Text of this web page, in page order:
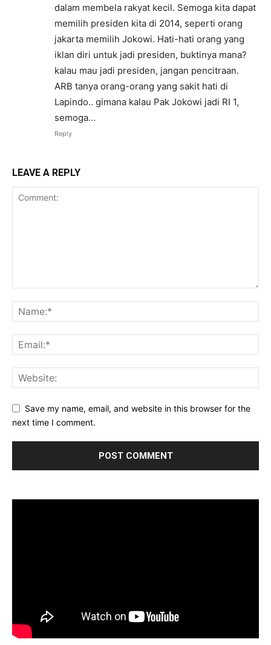
dalam membela rakyat kecil. Semoga kita dapat
memilih presiden kita di 2014, seperti orang
jakarta memilih Jokowi. Hati-hati orang yang
iklan diri untuk jadi presiden, buktinya mana?
kalau mau jadi presiden, jangan pencitraan.
ARB tanya orang-orang yang sakit hati di
Lapindo.. gimana kalau Pak Jokowi jadi RI 1,
semoga…
Reply
LEAVE A REPLY
Save my name, email, and website in this browser for the
next time I comment.